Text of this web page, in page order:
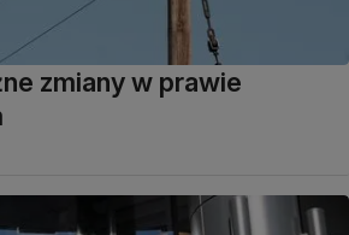
zmiany w prawie